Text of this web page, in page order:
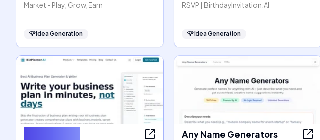
Market - Play, Grow, Earn
💡Idea Generation
RSVP | BirthdayInvitation.AI
💡Idea Generation
Any Name Generators